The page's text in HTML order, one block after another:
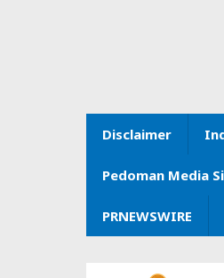
Disclaimer
Pedoman Media
PRNEWSWIRE